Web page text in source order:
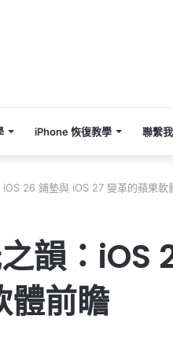
iPhone 恢復教學 聯繫
26 鋪墊與 iOS 27 變革的蘋果軟
韻：iOS
體前瞻